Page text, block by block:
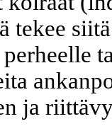
tekee
ja